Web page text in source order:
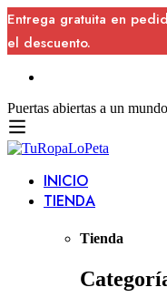
Entrega gratuita en
el descuento.
Puertas abiertas a un
INICIO
TIENDA
Tienda